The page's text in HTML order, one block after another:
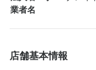
・京都丹波産【高原
・ゆず茶　680円
業者名
店舗基本情報
勤務地
法人名・事業者名
勤務地
法人名・事業者名